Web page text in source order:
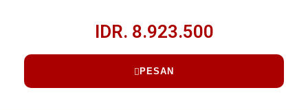
IDR. 8.923.500
PESAN